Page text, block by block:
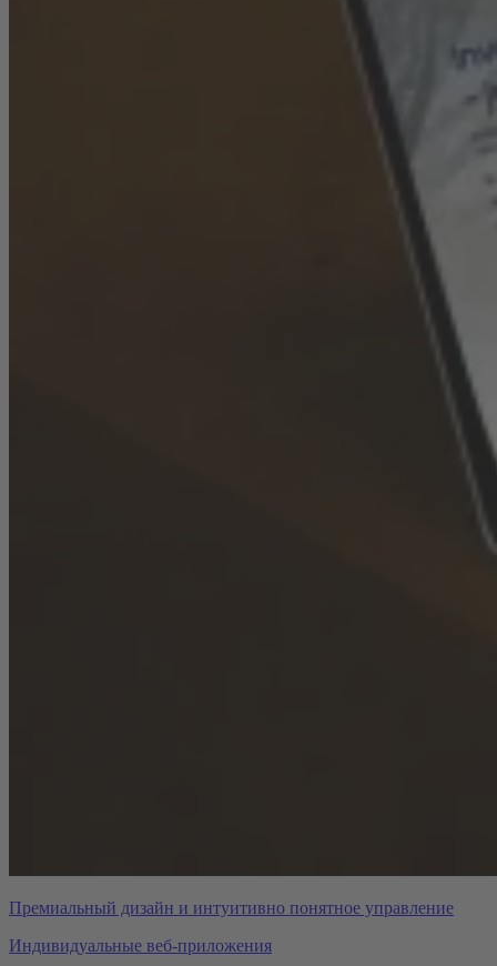
Премиальный дизайн и интуитивно понятное управление
Индивидуальные веб-приложения